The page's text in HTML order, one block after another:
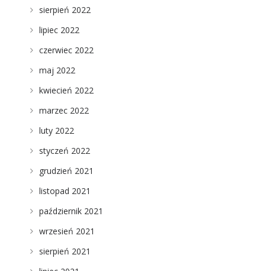
sierpień 2022
lipiec 2022
czerwiec 2022
maj 2022
kwiecień 2022
marzec 2022
luty 2022
styczeń 2022
grudzień 2021
listopad 2021
październik 2021
wrzesień 2021
sierpień 2021